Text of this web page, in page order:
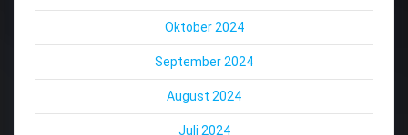
Oktober 2024
September 2024
August 2024
Juli 2024